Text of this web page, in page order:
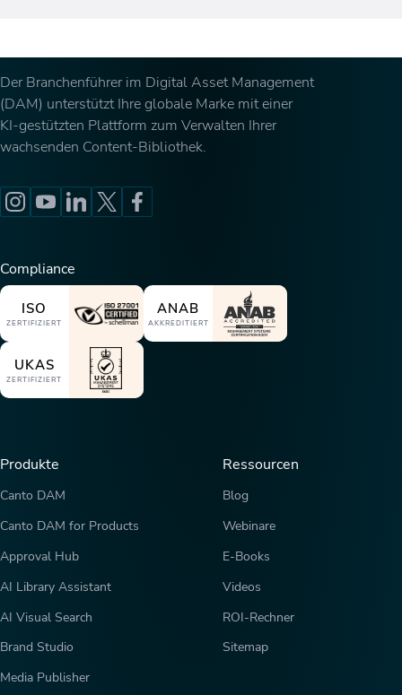
Der Branchenführer im Digital Asset Management
(DAM) unterstützt Ihre globale Marke mit einer
KI-gestützten Plattform zum Verwalten Ihrer
wachsenden Content-Bibliothek.
Compliance
ISO
ZERTIFIZIERT
ANAB
AKKREDITIERT
UKAS
ZERTIFIZIERT
Produkte
Canto DAM
Canto DAM for Products
Approval Hub
AI Library Assistant
AI Visual Search
Brand Studio
Media Publisher
Ressourcen
Blog
Webinare
E-Books
Videos
ROI-Rechner
Sitemap